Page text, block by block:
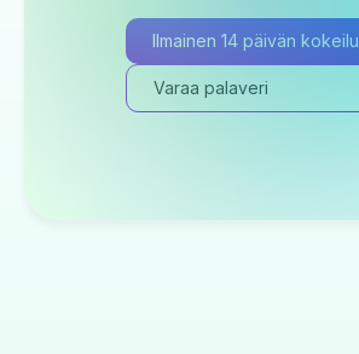
Ilmainen 14 päivän kokeilu
Varaa palaveri